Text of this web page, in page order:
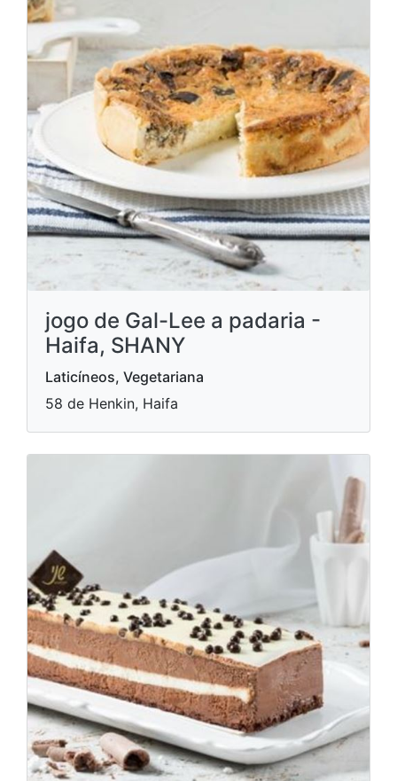
jogo de Gal-Lee a padaria -
Haifa, SHANY
Laticíneos, Vegetariana
58 de Henkin, Haifa